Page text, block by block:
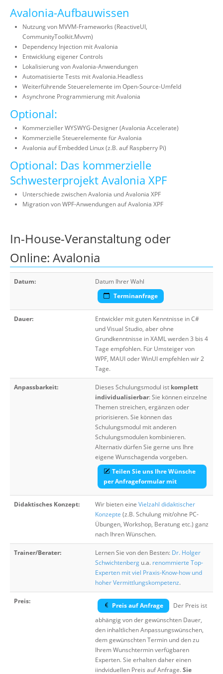
Avalonia-Aufbauwissen
Nutzung von MVVM-Frameworks (ReactiveUI,
CommunityToolkit.Mvvm)
Dependency Injection mit Avalonia
Entwicklung eigener Controls
Lokalisierung von Avalonia-Anwendungen
Automatisierte Tests mit Avalonia.Headless
Weiterführende Steuerelemente im Open-Source-Umfeld
Asynchrone Programmierung mit Avalonia
Optional:
Kommerzieller WYSWYG-Designer (Avalonia Accelerate)
Kommerzielle Steuerelemente für Avalonia
Avalonia auf Embedded Linux (z.B. auf Raspberry Pi)
Optional: Das kommerzielle
Schwesterprojekt Avalonia XPF
Unterschiede zwischen Avalonia und Avalonia XPF
Migration von WPF-Anwendungen auf Avalonia XPF
In-House-Veranstaltung oder
Online: Avalonia
Datum:
Datum Ihrer Wahl
Terminanfrage
Dauer:
Entwickler mit guten Kenntnisse in C#
und Visual Studio, aber ohne
Grundkenntnisse in XAML werden 3 bis 4
Tage empfohlen. Für Umsteiger von
WPF, MAUI oder WinUI empfehlen wir 2
Tage.
Anpassbarkeit: Dieses Schulungsmodul ist komplett
individualisierbar: Sie können einzelne
Themen streichen, ergänzen oder
priorisieren. Sie können das
Schulungsmodul mit anderen
Schulungsmodulen kombinieren.
Alternativ dürfen Sie gerne uns Ihre
eigene Wunschagenda vorgeben.
Teilen Sie uns Ihre Wünsche
per Anfrageformular mit
Didaktisches Konzept: Wir bieten eine Vielzahl didaktischer
Konzepte (z.B. Schulung mit/ohne PC-
Übungen, Workshop, Beratung etc.) ganz
nach Ihren Wünschen.
Trainer/Berater: Lernen Sie von den Besten: Dr. Holger
Schwichtenberg u.a. renommierte Top-
Experten mit viel Praxis-Know-how und
hoher Vermittlungskompetenz.
Preis:
Preis auf Anfrage
Der Preis ist
abhängig von der gewünschten Dauer,
den inhaltlichen Anpassungswünschen,
dem gewünschten Termin und den zu
Ihrem Wunschtermin verfügbaren
Experten. Sie erhalten daher einen
iindviduellen Preis auf Anfrage.Sie